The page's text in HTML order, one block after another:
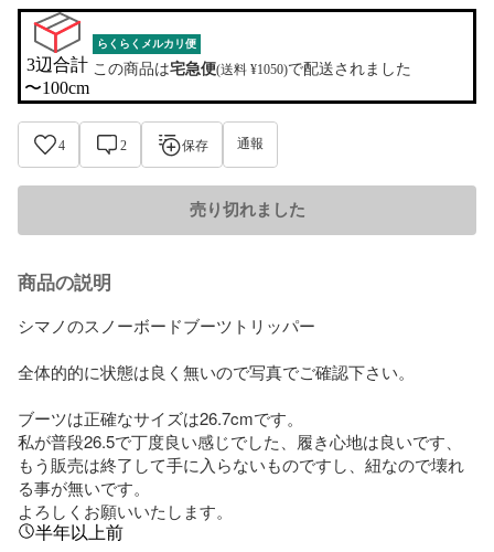
3辺合計
〜100cm
らくらくメルカリ便
この商品は宅急便(送料 ¥1050)で配送されました
4 2 保存 通報
売り切れました
商品の説明
シマノのスノーボードブーツトリッパー
全体的的に状態は良く無いので写真でご確認下さい。
ブーツは正確なサイズは26.7cmです。
私が普段26.5で丁度良い感じでした、履き心地は良いです、
もう販売は終了して手に入らないものですし、紐なので壊れ
る事が無いです。
よろしくお願いいたします。
半年以上前